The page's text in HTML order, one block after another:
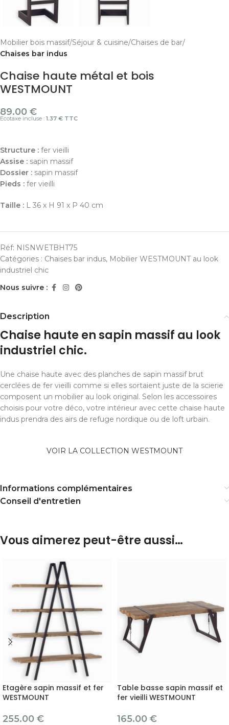
Mobilier bois massif Séjour & cuisine Chaises de bar
Chaises bar indus
Chaise haute métal et bois
WESTMOUNT
89.00 €
Ecotaxe incluse : 1.37 € TTC
Structure : fer vieilli
Assise : sapin massif
Dossier : sapin massif
Pieds : fer vieilli
Taille : L 36 x H 91 x P 40 cm
Réf: NISNWETBHT75
Catégories : Chaises bar indus, Mobilier WESTMOUNT au look
industriel chic
Nous suivre :
Description
Chaise haute en sapin massif au look
industriel chic.
Une chaise haute avec des planches de sapin massif brut
cerclées de fer vieilli comme si elles sortaient juste de la scierie
composent un mobilier au look original. Selon les accessoires
choisis pour votre déco, votre intérieur avec cette chaise haute
indus prendra des airs de refuge nordique ou de loft urbain.
VOIR LA COLLECTION WESTMOUNT
Informations complémentaires
Conseil d'entretien
Vous aimerez peut-être aussi…
Etagère sapin massif et fer
WESTMOUNT
255.00 €
Table basse sapin massif et
fer vieilli WESTMOUNT
165.00 €